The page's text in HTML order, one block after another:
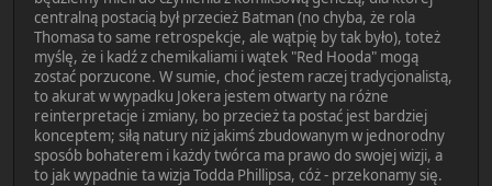
centralną postacią był przecież Batman (no chyba, że rola
Thomasa to same retrospekcje, ale wątpię by tak było), toteż
myślę, że i kadź z chemikaliami i wątek "Red Hooda" mogą
zostać porzucone. W sumie, choć jestem raczej tradycjonalistą,
to akurat w wypadku Jokera jestem otwarty na różne
reinterpretacje i zmiany, bo przecież ta postać jest bardziej
konceptem; siłą natury niż jakimś zbudowanym w jednorodny
sposób bohaterem i każdy twórca ma prawo do swojej wizji, a
to jak wypadnie ta wizja Todda Phillipsa, cóż - przekonamy się.